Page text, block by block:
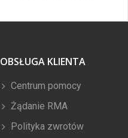
OBSŁUGA KLIENTA
Centrum pomocy
Żądanie RMA
Polityka zwrotów